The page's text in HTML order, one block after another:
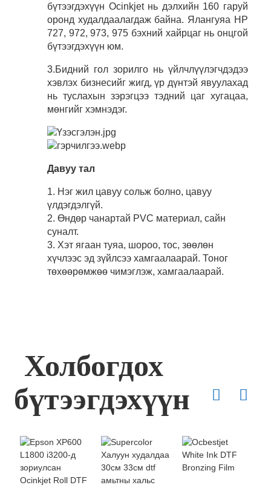
бүтээгдэхүүн Ocinkjet нь дэлхийн 160 гаруй
оронд худалдаалагдаж байна. Ялангуяа HP
727, 972, 973, 975 бэхний хайрцаг нь онцгой
бүтээгдэхүүн юм.
3.Бидний гол зорилго нь үйлчлүүлэгчдэдээ
хэвлэх бизнесийг жигд, үр дүнтэй явуулахад
нь туслахын зэрэгцээ тэдний цаг хугацаа,
мөнгийг хэмнэдэг.
Давуу тал
1. Нэг жил цавуу сольж болно, цавуу
үлдэгдэлгүй.
2. Өндөр чанартай PVC материал, сайн
суналт.
3. Хэт ягаан туяа, шороо, тос, зөөлөн
хүчлээс эд зүйлсээ хамгаалаарай. Тоног
төхөөрөмжөө чимэглэж, хамгаалаарай.
Холбогдох
бүтээгдэхүүн